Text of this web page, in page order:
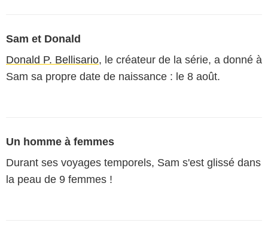
Sam et Donald
Donald P. Bellisario, le créateur de la série, a donné à
Sam sa propre date de naissance : le 8 août.
Un homme à femmes
Durant ses voyages temporels, Sam s'est glissé dans
la peau de 9 femmes !